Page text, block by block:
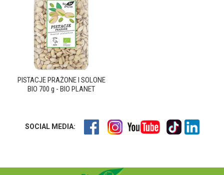
PISTACJE PRAŻONE I SOLONE
BIO 700 g - BIO PLANET
SOCIAL MEDIA: